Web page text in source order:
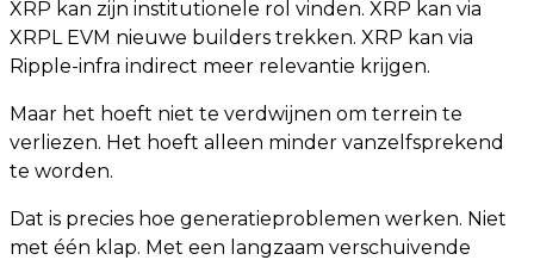
XRP kan zijn institutionele rol vinden. XRP kan via
XRPL EVM nieuwe builders trekken. XRP kan via
Ripple-infra indirect meer relevantie krijgen.
Maar het hoeft niet te verdwijnen om terrein te
verliezen. Het hoeft alleen minder vanzelfsprekend
te worden.
Dat is precies hoe generatieproblemen werken. Niet
met één klap. Met een langzaam verschuivende